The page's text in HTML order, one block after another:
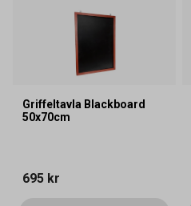
Griffeltavla Blackboard
50x70cm
695 kr